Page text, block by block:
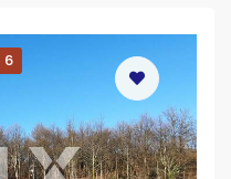
6